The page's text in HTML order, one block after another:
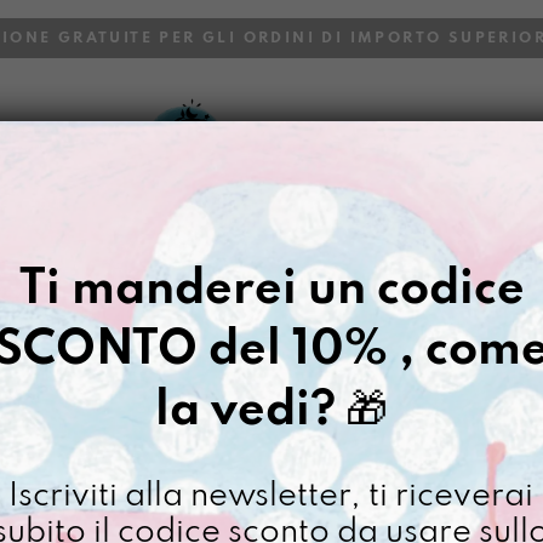
GRATUITE PER GLI ORDINI DI IMPORTO
Gazpacho Porta Pc
UFFICIOSA
€88,00
[ Borse Porta PC 15":
Ti manderei un codice
del 10% ,
la vedi?🎁
Iscriviti alla newsletter, ti riceverai
il codice sconto da usare